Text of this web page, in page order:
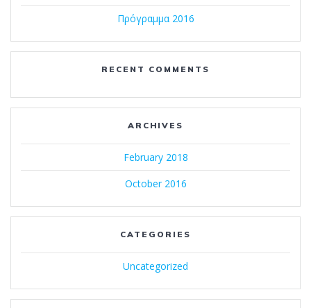
Πρόγραμμα 2016
RECENT COMMENTS
ARCHIVES
February 2018
October 2016
CATEGORIES
Uncategorized